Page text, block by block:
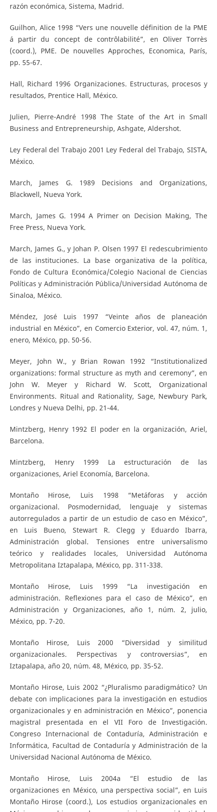
razón económica, Sistema, Madrid.
Guilhon, Alice 1998 “Vers une nouvelle définition de la PME
á partir du concept de contrôlabilité”, en Oliver Torrès
(coord.), PME. De nouvelles Approches, Economica, París,
pp. 55-67.
Hall, Richard 1996 Organizaciones. Estructuras, procesos y
resultados, Prentice Hall, México.
Julien, Pierre-André 1998 The State of the Art in Small
Business and Entrepreneurship, Ashgate, Aldershot.
Ley Federal del Trabajo 2001 Ley Federal del Trabajo, SISTA,
México.
March, James G. 1989 Decisions and Organizations,
Blackwell, Nueva York.
March, James G. 1994 A Primer on Decision Making, The
Free Press, Nueva York.
March, James G., y Johan P. Olsen 1997 El redescubrimiento
de las instituciones. La base organizativa de la política,
Fondo de Cultura Económica/Colegio Nacional de Ciencias
Políticas y Administración Pública/Universidad Autónoma de
Sinaloa, México.
Méndez, José Luis 1997 “Veinte años de planeación
industrial en México”, en Comercio Exterior, vol. 47, núm. 1,
enero, México, pp. 50-56.
Meyer, John W., y Brian Rowan 1992 “Institutionalized
organizations: formal structure as myth and ceremony”, en
John W. Meyer y Richard W. Scott, Organizational
Environments. Ritual and Rationality, Sage, Newbury Park,
Londres y Nueva Delhi, pp. 21-44.
Mintzberg, Henry 1992 El poder en la organización, Ariel,
Barcelona.
Mintzberg, Henry 1999 La estructuración de las
organizaciones, Ariel Economía, Barcelona.
Montaño Hirose, Luis 1998 “Metáforas y acción
organizacional. Posmodernidad, lenguaje y sistemas
autorregulados a partir de un estudio de caso en México”,
en Luis Bueno, Stewart R. Clegg y Eduardo Ibarra,
Administración global. Tensiones entre universalismo
teórico y realidades locales, Universidad Autónoma
Metropolitana Iztapalapa, México, pp. 311-338.
Montaño Hirose, Luis 1999 “La investigación en
administración. Reflexiones para el caso de México”, en
Administración y Organizaciones, año 1, núm. 2, julio,
México, pp. 7-20.
Montaño Hirose, Luis 2000 “Diversidad y similitud
organizacionales. Perspectivas y controversias”, en
Iztapalapa, año 20, núm. 48, México, pp. 35-52.
Montaño Hirose, Luis 2002 “¿Pluralismo paradigmático? Un
debate con implicaciones para la investigación en estudios
organizacionales y en administración en México”, ponencia
magistral presentada en el VII Foro de Investigación.
Congreso Internacional de Contaduría, Administración e
Informática, Facultad de Contaduría y Administración de la
Universidad Nacional Autónoma de México.
Montaño Hirose, Luis 2004a “El estudio de las
organizaciones en México, una perspectiva social”, en Luis
Montaño Hirose (coord.), Los estudios organizacionales en